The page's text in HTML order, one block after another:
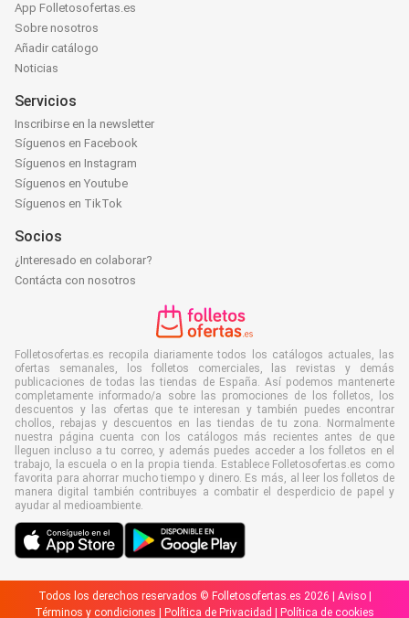
App Folletosofertas.es
Sobre nosotros
Añadir catálogo
Noticias
Servicios
Inscribirse en la newsletter
Síguenos en Facebook
Síguenos en Instagram
Síguenos en Youtube
Síguenos en TikTok
Socios
¿Interesado en colaborar?
Contácta con nosotros
Folletosofertas.es recopila diariamente todos los catálogos actuales, las
ofertas semanales, los folletos comerciales, las revistas y demás
publicaciones de todas las tiendas de España. Así podemos mantenerte
completamente informado/a sobre las promociones de los folletos, los
descuentos y las ofertas que te interesan y también puedes encontrar
chollos, rebajas y descuentos en las tiendas de tu zona. Normalmente
nuestra página cuenta con los catálogos más recientes antes de que
lleguen incluso a tu correo, y además puedes acceder a los folletos en el
trabajo, la escuela o en la propia tienda. Establece Folletosofertas.es como
favorita para ahorrar mucho tiempo y dinero. Es más, al leer los folletos de
manera digital también contribuyes a combatir el desperdicio de papel y
ayudar al medioambiente.
Todos los derechos reservados © Folletosofertas.es 2026 | Aviso|
Términos y condiciones
Política de Privacidad Política de cookies